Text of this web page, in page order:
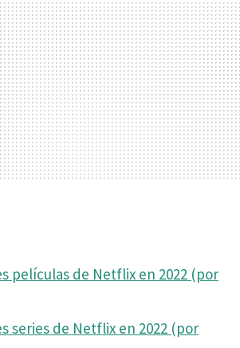
películas de Netflix en 2022 (por
series de Netflix en 2022 (por